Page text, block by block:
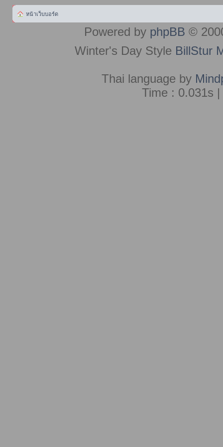
หน้าเว็บบอร์ด
Powered by phpBB ©
Winter's Day Style BillStur
Thai language by
Time : 0.031s